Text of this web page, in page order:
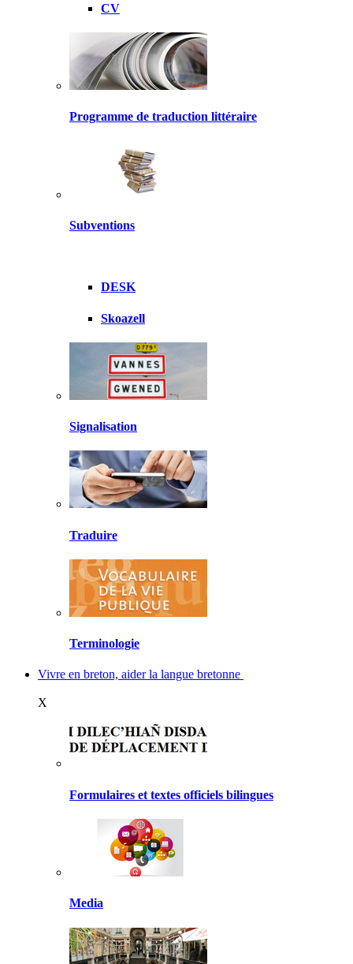
CV
Programme de traduction littéraire
Subventions
DESK
Skoazell
Signalisation
Traduire
Terminologie
Vivre en breton, aider la langue bretonne
X
Formulaires et textes officiels bilingues
Media